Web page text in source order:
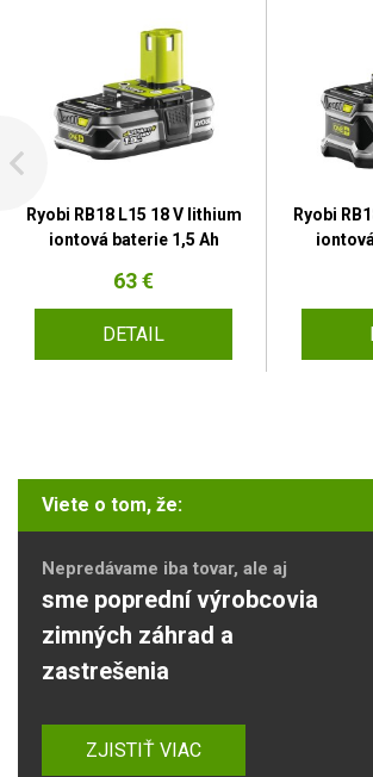
Ryobi RB18 L15 18 V lithium
iontová baterie 1,5 Ah
63 €
DETAIL
Ryobi
Viete o tom, že:
Nepredávame iba tovar, ale aj
sme poprední výrobcovia
zimných záhrad a
zastrešenia
ZJISTIŤ VIAC